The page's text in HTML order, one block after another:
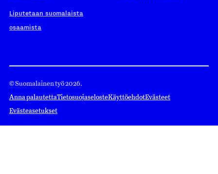
Liputetaan suomalaista
osaamista
© Suomalainen työ 2026.
Anna palautettaTietosuojaselosteKäyttöehdotEvästeet
Evästeasetukset